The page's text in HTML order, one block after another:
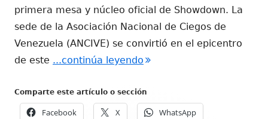
primera mesa y núcleo oficial de Showdown. La
sede de la Asociación Nacional de Ciegos de
Venezuela (ANCIVE) se convirtió en el epicentro
de este ...continúa leyendo "Caracas se viste de
Comparte este artículo o sección
Facebook X WhatsApp